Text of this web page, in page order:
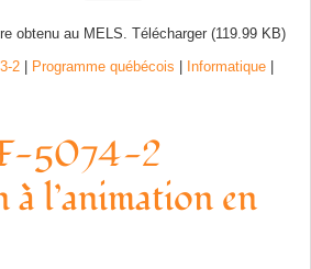
obtenu au MELS. Télécharger (119.99 KB)
2 Programme québécois Informatique
5074-2
l’animation en